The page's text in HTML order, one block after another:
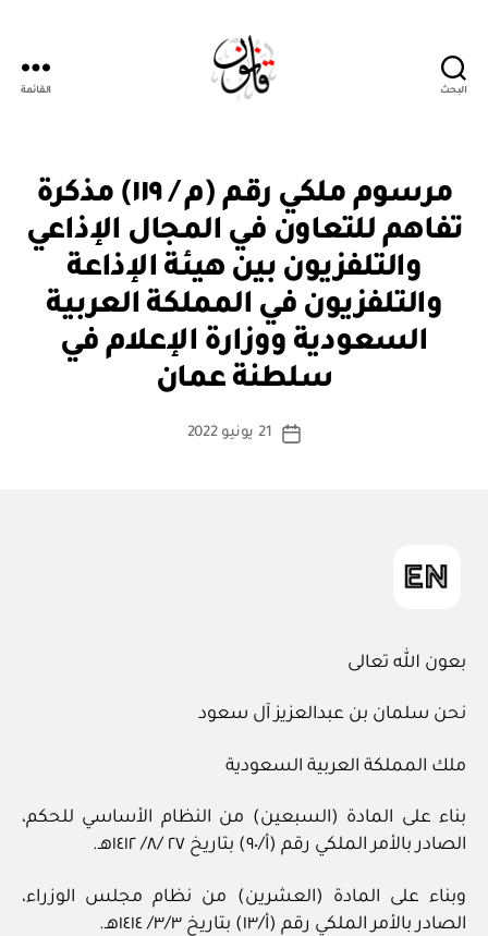
البحث القائمة
التصنيفات
س
مرسوم ملكي رقم (م / ١١٩) مذكرة
تفاهم للتعاون في المجال الإذاعي
والتلفزيون بين هيئة الإذاعة
والتلفزيون في المملكة العربية
السعودية ووزارة الإعلام في
سلطنة عمان
كاتب
س
ة
تاريخ
21 يونيو 2022
بعون الله تعالى
نحن سلمان بن عبدالعزيز آل سعود
ملك المملكة العربية السعودية
بناء على المادة (السبعين) من النظام الأساسي للحكم،
الصادر بالأمر الملكي رقم (أ/٩٠) بتاريخ ٢٧ /٨/ ١٤١٢هـ.
وبناء على المادة (العشرين) من نظام مجلس الوزراء،
الصادر بالأمر الملكي رقم (أ/١٣) بتاريخ ٣/٣/ ١٤١٤هـ.